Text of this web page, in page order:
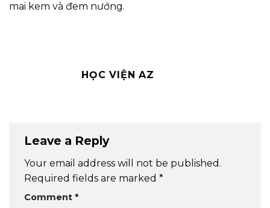
mai kem và đem nướng.
HỌC VIỆN AZ
Leave a Reply
Your email address will not be published.
Required fields are marked *
Comment *